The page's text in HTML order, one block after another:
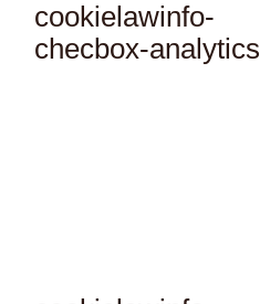
cookielawinfo-
checbox-analytics